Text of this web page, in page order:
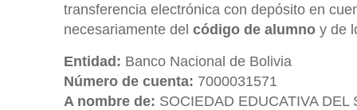
transferencia electrónica con depósito en
necesariamente del código de alumno y de
Entidad: Banco Nacional de Bolivia
Número de cuenta: 7000031571
A nombre de: SOCIEDAD EDUCATIVA DEL